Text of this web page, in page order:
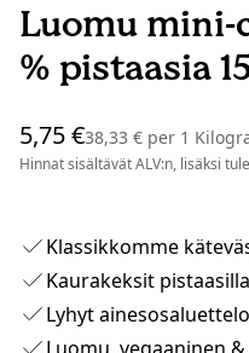
Luomu mini-
% pistaasia
5,75 €38,33 € per 1
Hinnat sisältävät ALV:n, lisäksi
Klassikkomme
Kaurakeksit
Lyhyt ainesosaluettelo